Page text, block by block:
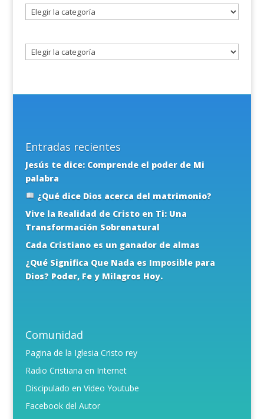
Seleccione
un
Entradas recientes
Jesús te dice: Comprende el poder de Mi
palabra
¿Qué dice Dios acerca del matrimonio?
Vive la Realidad de Cristo en Ti: Una
Transformación Sobrenatural
Cada Cristiano es un ganador de almas
¿Qué Significa Que Nada es Imposible para
Dios? Poder, Fe y Milagros Hoy.
Comunidad
Pagina de la Iglesia Cristo rey
Radio Cristiana en Internet
Discipulado en Video Youtube
Facebook del Autor